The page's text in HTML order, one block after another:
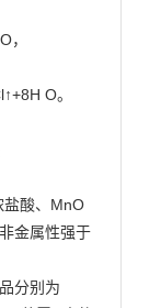
，
O。
盐酸、MnO
金属性强于
分别为